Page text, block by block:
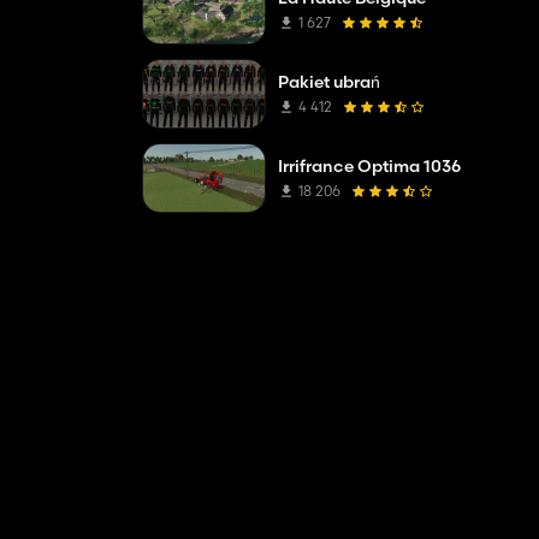
1 627
Pakiet ubrań
4 412
Irrifrance Optima 1036
18 206